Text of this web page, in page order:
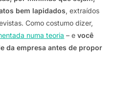
bem lapidados, extraídos
Como costumo dizer,
numa teoria – evocê
da empresa antes de propor